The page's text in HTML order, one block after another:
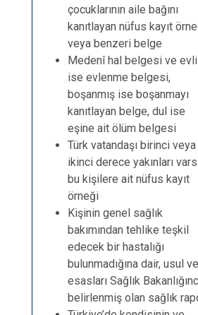
çocuklarının aile bağını
kanıtlayan nüfus kayıt
veya benzeri belge
Medenî hal belgesi ve evli
ise evlenme belgesi,
boşanmış ise boşanmayı
kanıtlayan belge, dul ise
eşine ait ölüm belgesi
Türk vatandaşı birinci veya
ikinci derece yakınları
bu kişilere ait nüfus kayıt
örneği
Kişinin genel sağlık
bakımından tehlike teşkil
edecek bir hastalığı
bulunmadığına dair, usul ve
esasları Sağlık
belirlenmiş olan sağlık